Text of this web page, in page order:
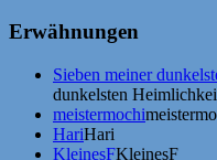
Erwähnungen
Sieben meiner
dunkelsten
meistermochi
HariHari
KleinesFKleinesF